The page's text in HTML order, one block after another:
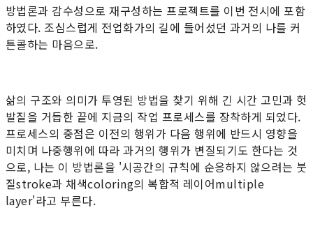
방법론과 감수성으로 재구성하는 프로젝트를 이번 전시에 포함
하였다. 조심스럽게 전업화가의 길에 들어섰던 과거의 나를 커
튼콜하는 마음으로.
삶의 구조와 의미가 투영된 방법을 찾기 위해 긴 시간 고민과 헛
발질을 거듭한 끝에 지금의 작업 프로세스를 장착하게 되었다.
프로세스의 중점은 이전의 행위가 다음 행위에 반드시 영향을
미치며 나중행위에 따라 과거의 행위가 변질되기도 한다는 것
으로, 나는 이 방법론을 '시공간의 규칙에 순응하지 않으려는 붓
질stroke과 채색coloring의 복합적 레이어multiple
layer'라고 부른다.